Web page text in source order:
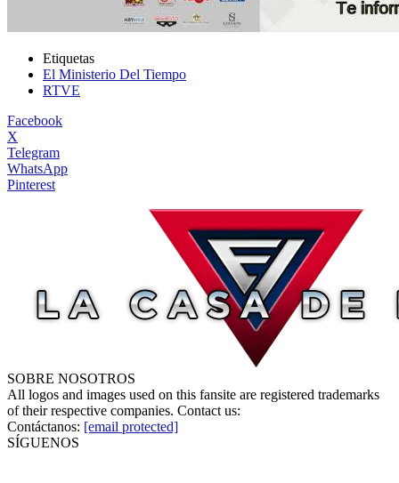
Etiquetas
El Ministerio Del Tiempo
RTVE
Facebook
X
Telegram
WhatsApp
Pinterest
SOBRE NOSOTROS
All logos and images used on this fansite are registered trademarks
of their respective companies. Contact us:
Contáctanos: [email protected]
SÍGUENOS